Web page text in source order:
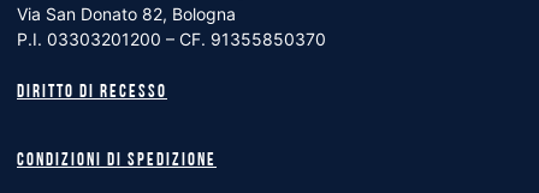
Via San Donato 82, Bologna
P.I. 03303201200 – CF. 91355850370
Diritto di recesso
Condizioni di spedizione